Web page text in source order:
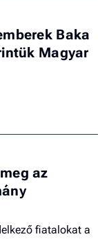
Baka
Magyar
az
fiatalokat a